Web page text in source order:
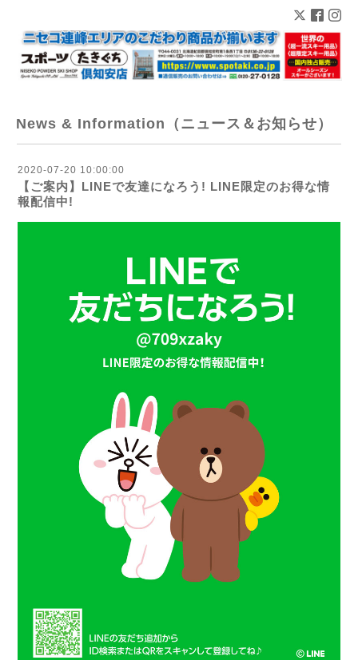
News & Information（ニュース＆お知らせ）
2020-07-20 10:00:00
【ご案内】LINEで友達になろう! LINE限定のお得な情
報配信中!